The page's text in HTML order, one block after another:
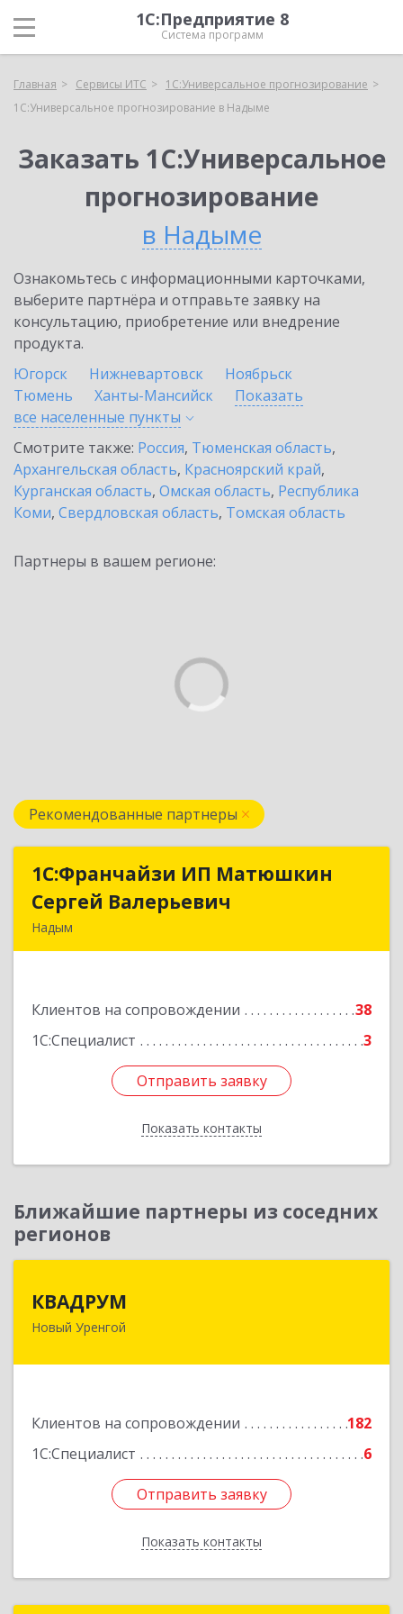
1С:Предприятие 8
Система программ
Главная Сервисы ИТС
1С:Универсальное прогнозирование
1С:Универсальное прогнозирование в Надыме
Заказать 1С:Универсальное
прогнозирование
в Надыме
Ознакомьтесь с информационными карточками,
выберите партнёра и отправьте заявку на
консультацию, приобретение или внедрение
продукта.
Югорск
Нижневартовск
Ноябрьск
Тюмень
Ханты-Мансийск
Показать
все населенные пункты
Смотрите также: Россия, Тюменская область,
Архангельская область, Красноярский край,
Курганская область, Омская область, Республика
Коми, Свердловская область, Томская область
Партнеры в вашем регионе:
Рекомендованные партнеры
1С:Франчайзи ИП Матюшкин
Сергей Валерьевич
Надым
Клиентов на сопровождении
38
1С:Специалист
3
Отправить заявку
Показать контакты
1С:Франчайзи ИП Матюшкин
Сергей Валерьевич
Подробнее
Отправить заявку
Назад
Ближайшие партнеры из соседних
регионов
КВАДРУМ
Новый Уренгой
Клиентов на сопровождении
182
1С:Специалист
6
Отправить заявку
Показать контакты
629309, Ямало-Ненецкий АО, Новый Уренгой г,
Отправить заявку
Назад